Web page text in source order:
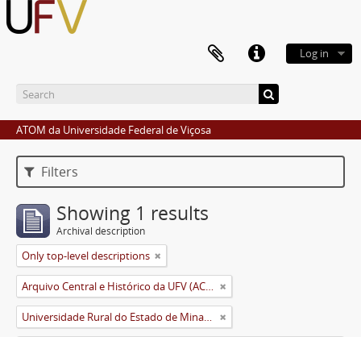
Log in
ATOM da Universidade Federal de Viçosa
Filters
Showing 1 results
Archival description
Only top-level descriptions
Arquivo Central e Histórico da UFV (ACH-UFV)
Universidade Rural do Estado de Minas Gerais (Uremg)